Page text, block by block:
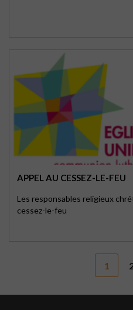
APPEL AU CESSEZ-LE-FEU
Les responsables religieux
cessez-le-feu
1